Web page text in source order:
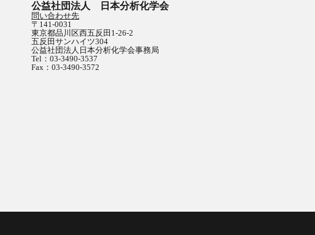
公益社団法人 日本分析化学会
問い合わせ先
〒141-0031
東京都品川区西五反田1-26-2
五反田サンハイツ304
公益社団法人日本分析化学会事務局
Tel：03-3490-3537
Fax：03-3490-3572